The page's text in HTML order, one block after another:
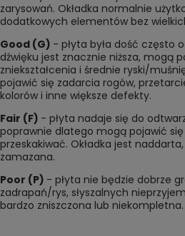
zarysowań. Okładka normalnie
dodatkowych elementów bez
Good (G) - płyta była dość często
dźwięku jest znacznie niższa, mogą
zniekształcenia i średnie ryski/
pojawić się zadarcia rogów,
kolorów i inne większe defekty.
Fair (F) - płyta nadaje się do
poprawnie dlatego mogą pojawić się
przeskakiwać. Okładka jest
zamazana.
Poor (P) - płyta nie będzie dobrze
zadrapań/rys, słyszalnych
bardzo zniszczona lub niekompletna.